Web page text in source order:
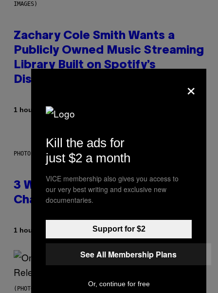
IMAGES)
Zachary Cole Smith Wants a
Publicly Owned Music Streaming
Library Built on Spotify’s
Dismantled Bones
1 hour agoBy
PHOTO ILLUSTRATION BY IAN WALDIE/GETTY IMAGES
3 Ways Your Music Taste
Changes as You Get Older
1 hour ago Dan Milam
(PHOTO BY GARY GERSHOFF/WIREIMAGE)
×
Kill the ads for
just $2 a month
VICE membership also gives you access to
our very best writing and exclusive new
documentaries.
Support for $2
See All Membership Plans
Or, continue for free